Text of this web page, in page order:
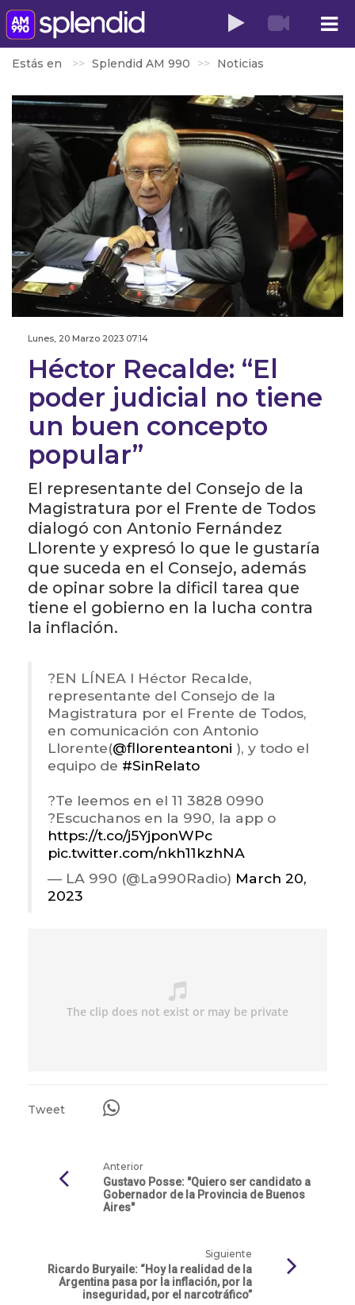
Estás en Splendid AM 990 Noticias
Lunes, 20 Marzo 2023 07:14
Héctor Recalde: “El
poder judicial no tiene
un buen concepto
popular”
El representante del Consejo de la
Magistratura por el Frente de Todos
dialogó con Antonio Fernández
Llorente y expresó lo que le gustaría
que suceda en el Consejo, además
de opinar sobre la dificil tarea que
tiene el gobierno en la lucha contra
la inflación.
?️EN LÍNEA l Héctor Recalde,
representante del Consejo de la
Magistratura por el Frente de Todos,
en comunicación con Antonio
Llorente(@fllorenteantoni ), y todo el
equipo de #SinRelato
?Te leemos en el 11 3828 0990
?Escuchanos en la 990, la app o
https://t.co/j5YjponWPc
pic.twitter.com/nkh11kzhNA
— LA 990 (@La990Radio) March 20,
2023
Tweet
Anterior
Gustavo Posse: "Quiero ser candidato a
Gobernador de la Provincia de Buenos
Aires"
Siguiente
Ricardo Buryaile: “Hoy la realidad de la
Argentina pasa por la inflación, por la
inseguridad, por el narcotráfico”